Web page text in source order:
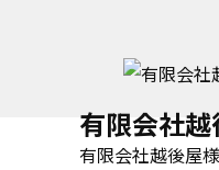
有限会社
有限会社越後屋